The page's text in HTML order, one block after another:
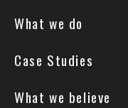
What we do
Case Studies
What we believe